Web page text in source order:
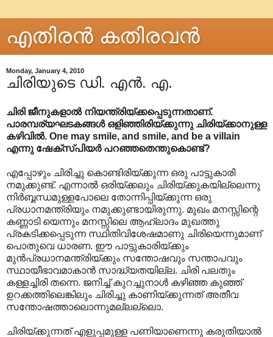
എതിരന്‍ കതിരവന്‍
Monday, January 4, 2010
ചിരിയുടെ ഡി. എൻ. എ.
ചിരി ജീനുകളാൽ നിയന്ത്രിയ്ക്കപ്പെടുന്നതാണ്.
പാരമ്പര്യഘടകങ്ങൾ ഒളിഞ്ഞിരിയ്ക്കുന്നു ചിരിയ്ക്കാനുള്ള
കഴിവിൽ. One may smile, and smile, and be a villain
എന്നു ഷേക്സ്പിയർ പറഞ്ഞതെന്തുകൊണ്ട്?
എപ്പോഴും ചിരിച്ചു കൊണ്ടിരിയ്ക്കുന്ന ഒരു പാട്ടുകാരി
നമുക്കുണ്ട്. എന്നാൽ ഒരിയ്ക്കലും ചിരിയ്ക്കുകയില്ലെന്നു
നിർബ്ബന്ധമുള്ളപോലെ തോന്നിപ്പിയ്ക്കുന്ന ഒരു
പ്രധാനമന്ത്രിയും നമുക്കുണ്ടായിരുന്നു. മുഖം മനസ്സിന്റെ
കണ്ണാടി യെന്നും മനസ്സിലെ ആഹ്ലാദം മുഖത്തു
പ്രകടിക്കപ്പെടുന്ന സ്ഥിതിവിശേഷമാണു ചിരിയെന്നുമാണ്
പൊതുവെ ധാരണ. ഈ പാട്ടുകാരിയ്ക്കും
മുൻപ്രധാനമന്ത്രിയ്ക്കും സന്തോഷവും സന്താപവും
സ്ഥായീഭാവമാകാൻ സാദ്ധ്യതയില്ല. ചിരി പലതും
കള്ളച്ചിരി തന്നെ. ജനിച്ച് കുറച്ചുനാൾ കഴിഞ്ഞ കുഞ്ഞ്
ഉറക്കത്തിലെങ്കിലും ചിരിച്ചു കാണിയ്ക്കുന്നത് അതീവ
സന്തോഷത്താലൊന്നുമല്ലല്ലൊ.
ചിരിയ്ക്കുന്നത് എളുപ്പമുള്ള പണിയാണെന്നു കരുതിയാൽ